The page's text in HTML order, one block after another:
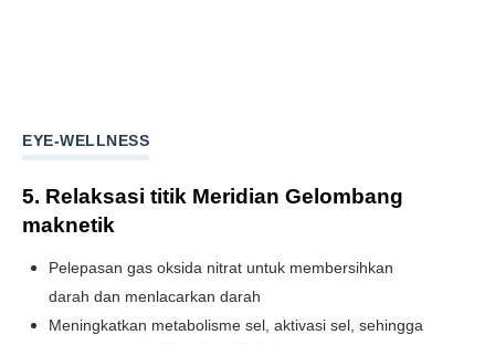
EYE-WELLNESS
5. Relaksasi titik Meridian Gelombang
maknetik
Pelepasan gas oksida nitrat untuk membersihkan
darah dan menlacarkan darah
Meningkatkan metabolisme sel, aktivasi sel, sehingga